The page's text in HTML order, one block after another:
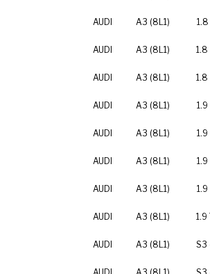
AUDI A3 (8L1) 1.8
AUDI A3 (8L1)
AUDI A3 (8L1)
AUDI A3 (8L1) 1.9
AUDI A3 (8L1) 1.9
AUDI A3 (8L1) 1.9
AUDI A3 (8L1) 1.9
AUDI A3 (8L1)
AUDI A3 (8L1) S3